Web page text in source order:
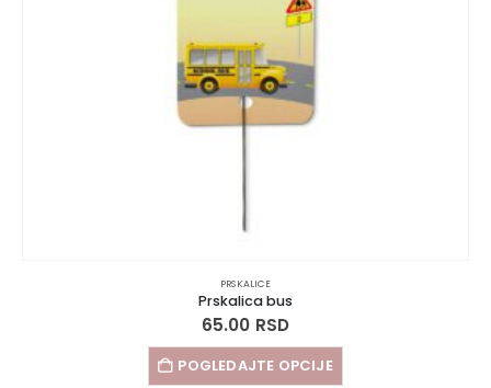
PRSKALICE
Prskalica bus
65.00 RSD
POGLEDAJTE OPCIJE